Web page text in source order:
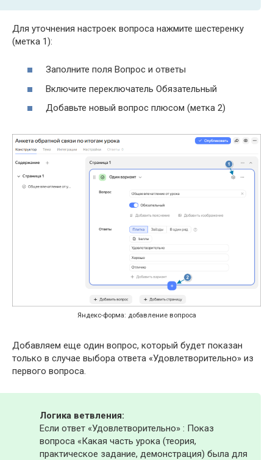
Для уточнения настроек вопроса нажмите шестеренку
(метка 1):
Заполните поля Вопрос и ответы
Включите переключатель Обязательный
Добавьте новый вопрос плюсом (метка 2)
Яндекс-форма: добавление вопроса
Добавляем еще один вопрос, который будет показан
только в случае выбора ответа «Удовлетворительно» из
первого вопроса.
Логика ветвления:
Если ответ «Удовлетворительно» : Показ
вопроса «Какая часть урока (теория,
практическое задание, демонстрация) была для